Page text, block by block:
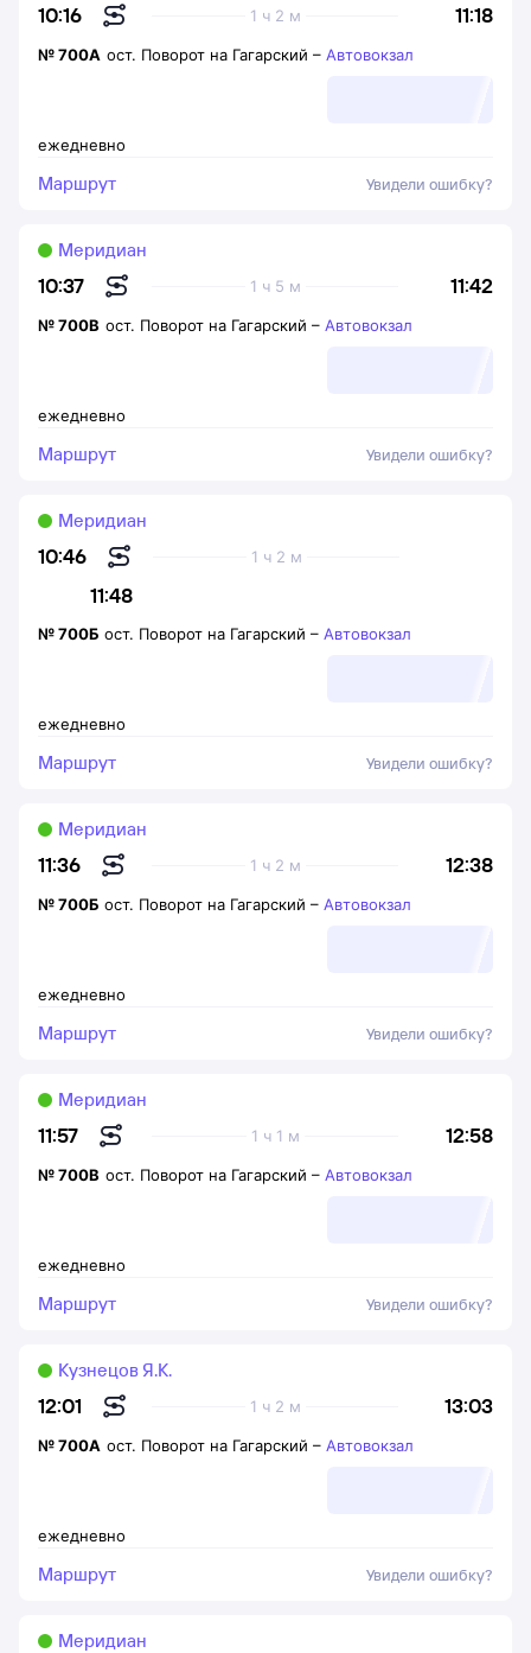
10:16 11:18
1 ч 2 м
ежедневно
№700А ост. Поворот на Гагарский – Автовокзал
Маршрут Увидели ошибку?
10:37 11:42
1 ч 5 м
Меридиан
ежедневно
№700В ост. Поворот на Гагарский – Автовокзал
Маршрут Увидели ошибку?
10:46
11:48
1 ч 2 м
Меридиан
ежедневно
№700Б ост. Поворот на Гагарский – Автовокзал
Маршрут Увидели ошибку?
11:36 12:38
1 ч 2 м
Меридиан
ежедневно
№700Б ост. Поворот на Гагарский – Автовокзал
Маршрут Увидели ошибку?
11:57 12:58
1 ч 1 м
Меридиан
ежедневно
№700В ост. Поворот на Гагарский – Автовокзал
Маршрут Увидели ошибку?
12:01 13:03
1 ч 2 м
Кузнецов Я.К.
ежедневно
№700А ост. Поворот на Гагарский – Автовокзал
Маршрут Увидели ошибку?
Меридиан